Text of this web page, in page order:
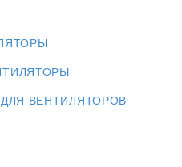
ВЕНТИЛЯТОРОВ